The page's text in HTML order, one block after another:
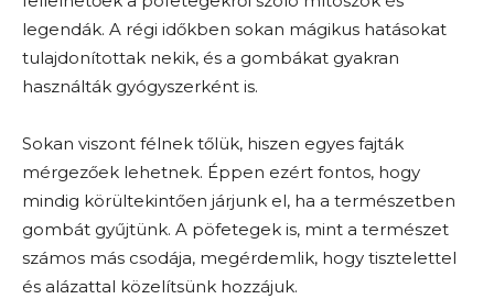
legendák. A régi időkben sokan mágikus hatásokat
tulajdonítottak nekik, és a gombákat gyakran
használták gyógyszerként is.
Sokan viszont félnek tőlük, hiszen egyes fajták
mérgezőek lehetnek. Éppen ezért fontos, hogy
mindig körültekintően járjunk el, ha a természetben
gombát gyűjtünk. A pöfetegek is, mint a természet
számos más csodája, megérdemlik, hogy tisztelettel
és alázattal közelítsünk hozzájuk.